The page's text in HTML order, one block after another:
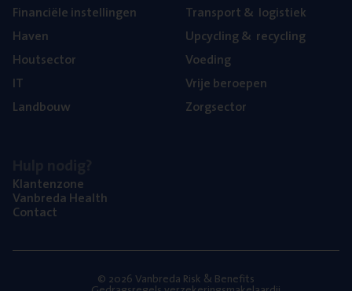
Finan­ci­ë­le instellingen
Haven
Hout­sec­tor
IT
Land­bouw
Trans­port& logistiek
Upcy­cling& recycling
Voe­ding
Vrije beroe­pen
Zorg­sec­tor
Klan­ten­zo­ne
Van­b­re­da Health
Con­tact
© 2026 Vanbreda Risk & Benefits